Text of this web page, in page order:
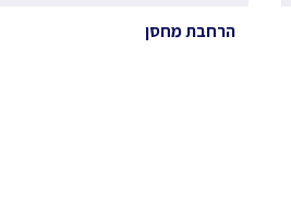
הרחבת מחסן